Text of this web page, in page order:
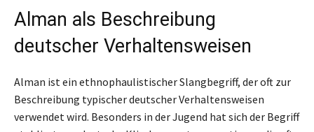
Alman als Beschreibung
deutscher Verhaltensweisen
Alman ist ein ethnophaulistischer Slangbegriff, der oft zur
Beschreibung typischer deutscher Verhaltensweisen
verwendet wird. Besonders in der Jugend hat sich der Begriff